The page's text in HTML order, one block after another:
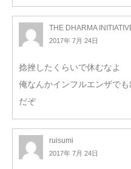
THE DHARMA
2017年 7月 24日
捻挫したくらいで休むなよ
俺なんかインフルエンザで
だぞ
ruisumi
2017年 7月 24日